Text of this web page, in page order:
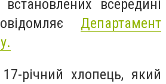
всередині
Департамент
річний хлопець, який